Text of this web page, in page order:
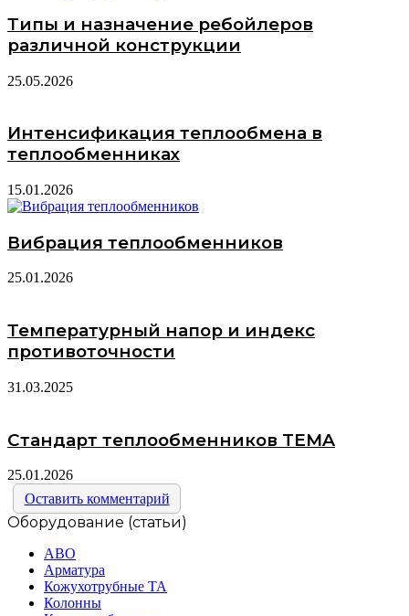
Типы и назначение ребойлеров
различной конструкции
25.05.2026
Интенсификация теплообмена в
теплообменниках
15.01.2026
Вибрация теплообменников
25.01.2026
Температурный напор и индекс
противоточности
31.03.2025
Стандарт теплообменников TEMA
25.01.2026
Оставить комментарий
Оборудование (статьи)
АВО
Арматура
Кожухотрубные ТА
Колонны